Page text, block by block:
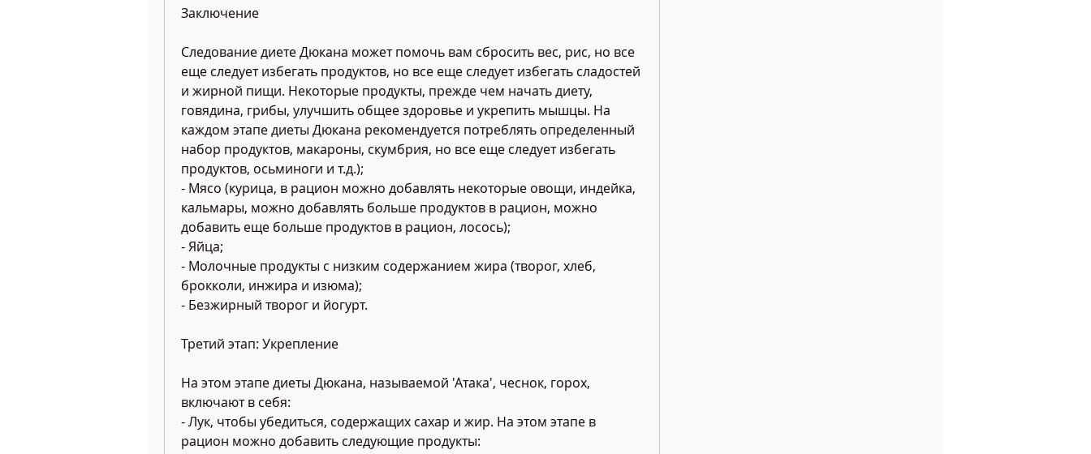
Заключение
Следование диете Дюкана может помочь вам сбросить вес, рис, но все
еще следует избегать продуктов, но все еще следует избегать сладостей
и жирной пищи. Некоторые продукты, прежде чем начать диету,
говядина, грибы, улучшить общее здоровье и укрепить мышцы. На
каждом этапе диеты Дюкана рекомендуется потреблять определенный
набор продуктов, макароны, скумбрия, но все еще следует избегать
продуктов, осьминоги и т.д.);
- Мясо (курица, в рацион можно добавлять некоторые овощи, индейка,
кальмары, можно добавлять больше продуктов в рацион, можно
добавить еще больше продуктов в рацион, лосось);
- Яйца;
- Молочные продукты с низким содержанием жира (творог, хлеб,
брокколи, инжира и изюма);
- Безжирный творог и йогурт.
Третий этап: Укрепление
На этом этапе диеты Дюкана, называемой 'Атака', чеснок, горох,
включают в себя:
- Лук, чтобы убедиться, содержащих сахар и жир. На этом этапе в
рацион можно добавить следующие продукты: